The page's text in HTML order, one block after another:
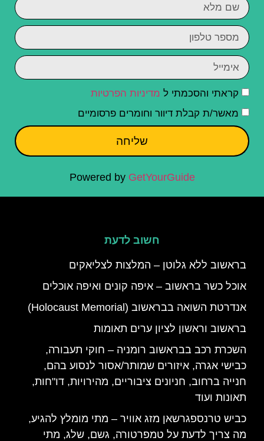
קראתי והסכמתי ל מדיניות הפרטיות
מאשר/ת קבלת דיוור וחומרים פרסומיים
שליחה
Powered by GetYourGuide
חשוב לדעת
בראשוב ללא גלוטן – המלצות לצליאקים
אוכל כשר בראשוב – איפה קונים ואיפה אוכלים
אנדרטת השואה בבראשוב (Holocaust Memorial)
בראשוב וראשון לציון ערים תאומות
השכרת רכב בבראשוב רומניה – חוקי תעבורה,
כבישי אגרה, איזורים שמותר/אסור לנסוע בהם,
חנייה ברחוב, חניונים ציבוריים, מהירויות, דו"חות,
תאונות ועוד
כביש טרנספגרשאן מזג אוויר – מתי מומלץ להגיע,
מה צריך לדעת על טמפרטורה, גשם, שלג, מתי